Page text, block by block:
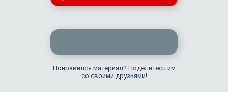
Понравился материал? Поделитесь им
со своими друзьями!